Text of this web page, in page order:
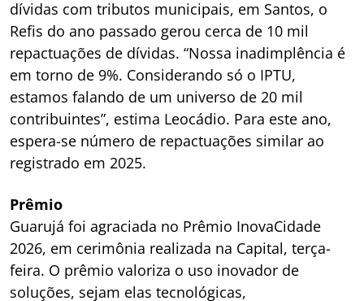
dívidas com tributos municipais, em Santos, o
Refis do ano passado gerou cerca de 10 mil
repactuações de dívidas. “Nossa inadimplência é
em torno de 9%. Considerando só o IPTU,
estamos falando de um universo de 20 mil
contribuintes”, estima Leocádio. Para este ano,
espera-se número de repactuações similar ao
registrado em 2025.
Prêmio
Guarujá foi agraciada no Prêmio InovaCidade
2026, em cerimônia realizada na Capital, terça-
feira. O prêmio valoriza o uso inovador de
soluções, sejam elas tecnológicas,